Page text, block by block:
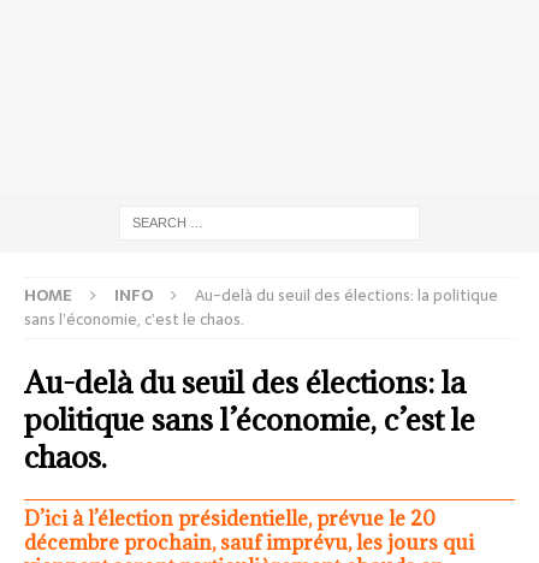
HOME INFO
Au-delà du seuil des élections: la politique
sans l’économie, c’est le chaos.
Au-delà du seuil des élections: la
politique sans l’économie, c’est le
chaos.
D’ici à l’élection présidentielle, prévue le 20
décembre prochain, sauf imprévu, les jours qui